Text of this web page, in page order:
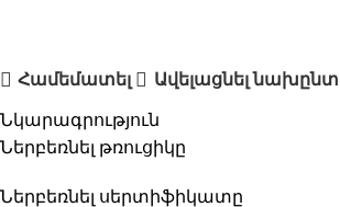
Համեմատել Ավելացնել
Նկարագրություն
Ներբեռնել թռուցիկը
Ներբեռնել սերտիֆիկատը